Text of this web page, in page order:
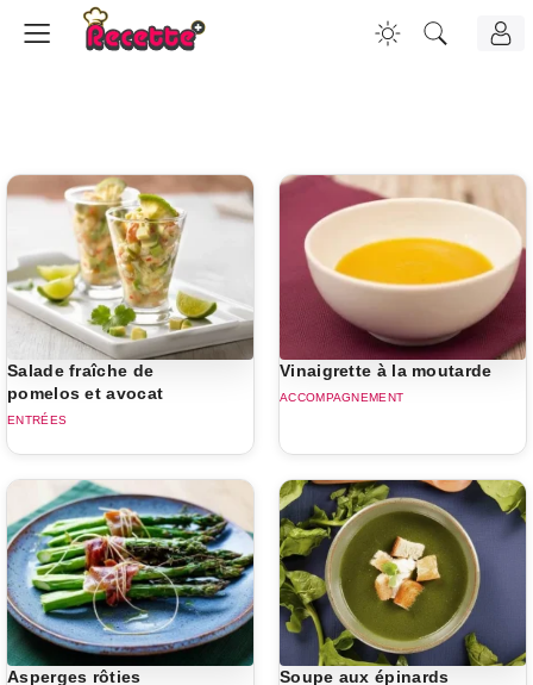
Salade fraîche de
pomelos et avocat
ENTRÉES
Vinaigrette à la moutarde
ACCOMPAGNEMENT
Asperges rôties Soupe aux épinards